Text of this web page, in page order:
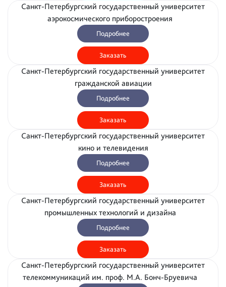
Санкт-Петербургский государственный университет
аэрокосмического приборостроения
Подробнее
Заказать
Санкт-Петербургский государственный университет
гражданской авиации
Подробнее
Заказать
Санкт-Петербургский государственный университет
кино и телевидения
Подробнее
Заказать
Санкт-Петербургский государственный университет
промышленных технологий и дизайна
Подробнее
Заказать
Санкт-Петербургский государственный университет
телекоммуникаций им. проф. М.А. Бонч-Бруевича